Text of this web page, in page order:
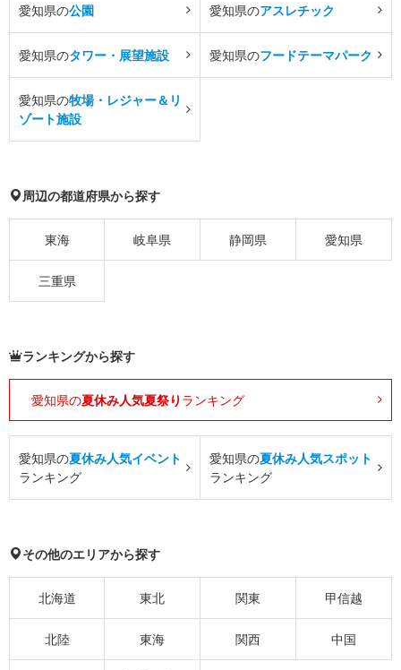
愛知県の公園 愛知県のアスレチック
愛知県のタワー・展望施設 愛知県のフードテーマパーク
愛知県の牧場・レジャー＆リ
ゾート施設
周辺の都道府県から探す
東海 岐阜県 静岡県 愛知県
三重県
ランキングから探す
愛知県の夏休み人気夏祭り ランキング
愛知県の夏休み人気イベント
ランキング
愛知県の夏休み人気スポット
ランキング
その他のエリアから探す
北海道 東北 関東 甲信越
北陸 東海 関西 中国